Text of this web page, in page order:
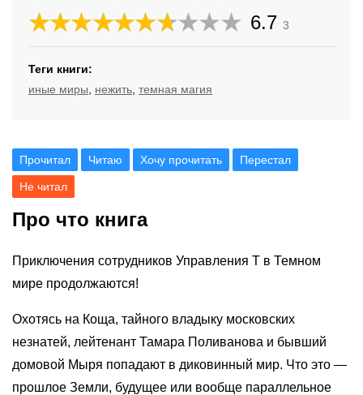
6.7 3
Теги книги:
иные миры
нежить темная магия
Прочитал Читаю Хочу прочитать Перестал
Не читал
Про что книга
Приключения сотрудников Управления Т в Темном
мире продолжаются!
Охотясь на Коща, тайного владыку московских
незнатей, лейтенант Тамара Поливанова и бывший
домовой Мыря попадают в диковинный мир. Что это —
прошлое Земли, будущее или вообще параллельное